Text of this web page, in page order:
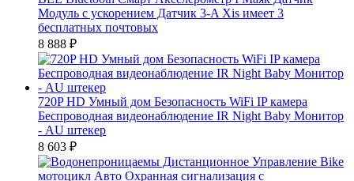
Модуль с ускорением Датчик 3-A Xis имеет 3
бесплатных почтовых
8 888 ₽
720P HD Умный дом Безопасность WiFi IP камера
Беспроводная видеонаблюдение IR Night Baby Монитор
- AU штекер
8 603 ₽